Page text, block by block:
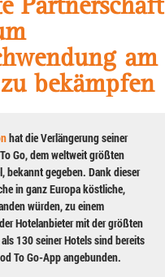
am
bekämpfen
hat die Verlängerung seiner
Go, dem weltweit größten
bekannt gegeben. Dank dieser
in ganz Europa köstliche,
würden, zu einem
Hotelanbieter mit der größten
130 seiner Hotels sind bereits
To Go-App angebunden.